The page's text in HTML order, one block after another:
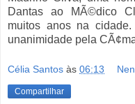
Dantas ao MÃ©dico
muitos anos na
unanimidade pela
Célia Santos às 06:13
Compartilhar